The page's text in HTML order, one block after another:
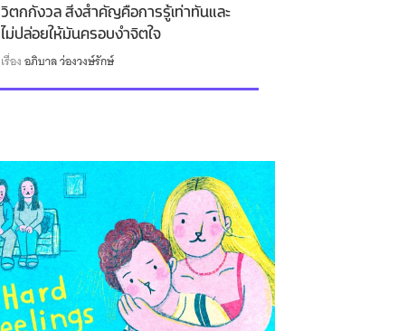
วิตกกังวล สิ่งสำคัญคือการรู้เท่าทันและ
ไม่ปล่อยให้มันครอบงำจิตใจ
เรื่องอภิบาล ว่องวงษ์รักษ์